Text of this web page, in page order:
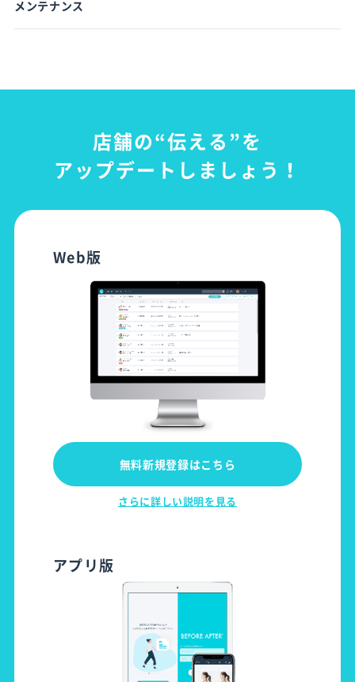
メンテナンス
店舗の“伝える”を
アップデートしましょう！
Web版
無料新規登録はこちら
さらに詳しい説明を見る
アプリ版